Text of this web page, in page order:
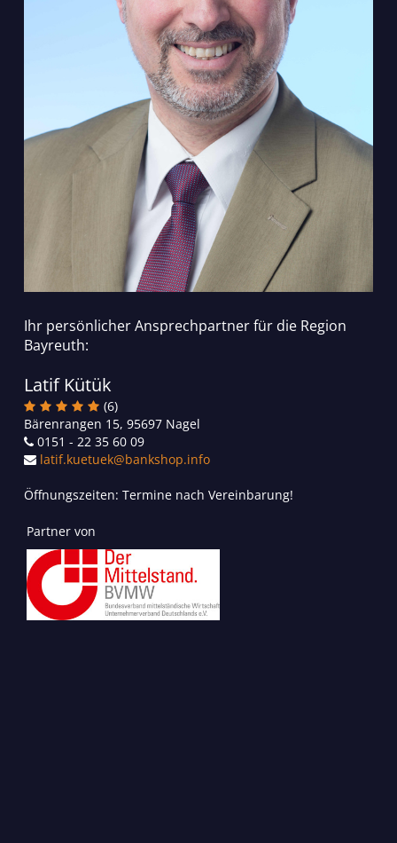
Ihr persönlicher Ansprechpartner für die Region
Bayreuth:
Latif Kütük
(6)
Bärenrangen 15, 95697 Nagel
0151 - 22 35 60 09
latif.kuetuek@bankshop.info
Öffnungszeiten: Termine nach Vereinbarung!
Partner von